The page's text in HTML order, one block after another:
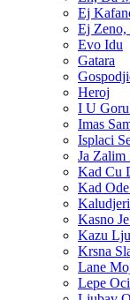
Ej
Ej Zeno,
Evo Idu
Gatara
Heroj
I U
Imas
Isplaci
Ja Zalim
Kad Cu
Kad
Kasno
Kazu
Krsna
Lane
Lepe